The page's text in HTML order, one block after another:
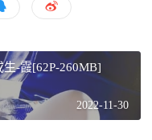
生-霞[62P-260MB]
2022-11-30